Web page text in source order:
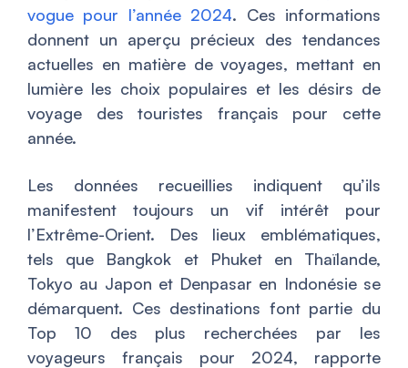
vogue pour l’année 2024. Ces informations
donnent un aperçu précieux des tendances
actuelles en matière de voyages, mettant en
lumière les choix populaires et les désirs de
voyage des touristes français pour cette
année.
Les données recueillies indiquent qu’ils
manifestent toujours un vif intérêt pour
l’Extrême-Orient. Des lieux emblématiques,
tels que Bangkok et Phuket en Thaïlande,
Tokyo au Japon et Denpasar en Indonésie se
démarquent. Ces destinations font partie du
Top 10 des plus recherchées par les
voyageurs français pour 2024, rapporte